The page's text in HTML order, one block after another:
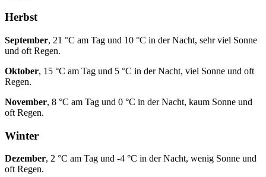
Herbst
September, 21 °C am Tag und 10 °C in der Nacht, sehr viel Sonne
und oft Regen.
Oktober, 15 °C am Tag und 5 °C in der Nacht, viel Sonne und oft
Regen.
November, 8 °C am Tag und 0 °C in der Nacht, kaum Sonne und
oft Regen.
Winter
Dezember, 2 °C am Tag und -4 °C in der Nacht, wenig Sonne und
oft Regen.